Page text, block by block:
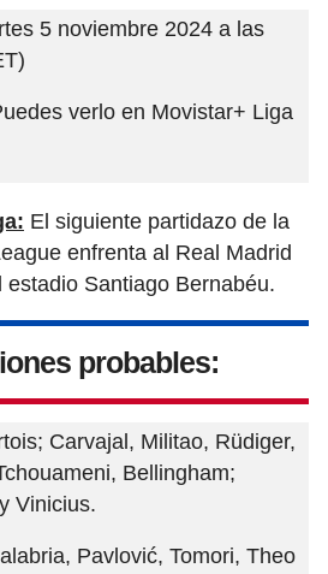
5 noviembre 2024 a las
verlo en Movistar+ Liga
El siguiente partidazo de la
enfrenta al Real Madrid
Santiago Bernabéu.
probables:
Carvajal, Militao, Rüdiger,
Bellingham;
Vinicius.
Pavlović, Tomori, Theo